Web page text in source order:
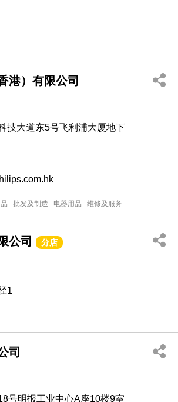
港）有限公司
技大道东5号飞利浦大厦地下
─批发及制造 电器用品─维修及服务
公司 分店
1
司
号明报工业中心A座10楼9室